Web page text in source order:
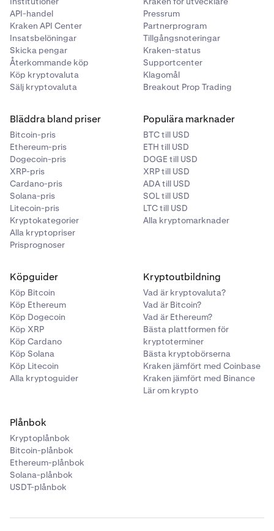
dessa nummer, se:
Så här hittar du din kanadensiska
bankkontoinformation för CAD-uttag.
6
Initiera ett uttag- Välj ett bankkonto att ta ut till.-
Ange beloppet CAD att ta ut.- Klicka på
Bekräfta uttaget. - Inhemska EFT-uttag bör anlända
till ditt bankkonto inom
två till fem arbetsdagar
API-handel
Kraken API Center
Insatsbelöningar
Skicka pengar
Återkommande köp
Köp kryptovaluta
Sälj kryptovaluta
Pressrum
Partnerprogram
Tillgångsnoteringar
Kraken-status
Supportcenter
Klagomål
Breakout Prop Trading
Bläddra bland priser
Bitcoin-pris
Ethereum-pris
Dogecoin-pris
XRP-pris
Cardano-pris
Solana-pris
Litecoin-pris
Kryptokategorier
Alla kryptopriser
Prisprognoser
Populära marknader
BTC till USD
ETH till USD
DOGE till USD
XRP till USD
ADA till USD
SOL till USD
LTC till USD
Alla kryptomarknader
Köpguider
Köp Bitcoin
Köp Ethereum
Köp Dogecoin
Köp XRP
Köp Cardano
Köp Solana
Köp Litecoin
Alla kryptoguider
Kryptoutbildning
Vad är kryptovaluta?
Vad är Bitcoin?
Vad är Ethereum?
Bästa plattformen för
kryptoterminer
Bästa kryptobörserna
Kraken jämfört med Coinbase
Kraken jämfört med Binance
Lär om krypto
Plånbok
Kryptoplånbok
Bitcoin-plånbok
Ethereum-plånbok
Solana-plånbok
USDT-plånbok